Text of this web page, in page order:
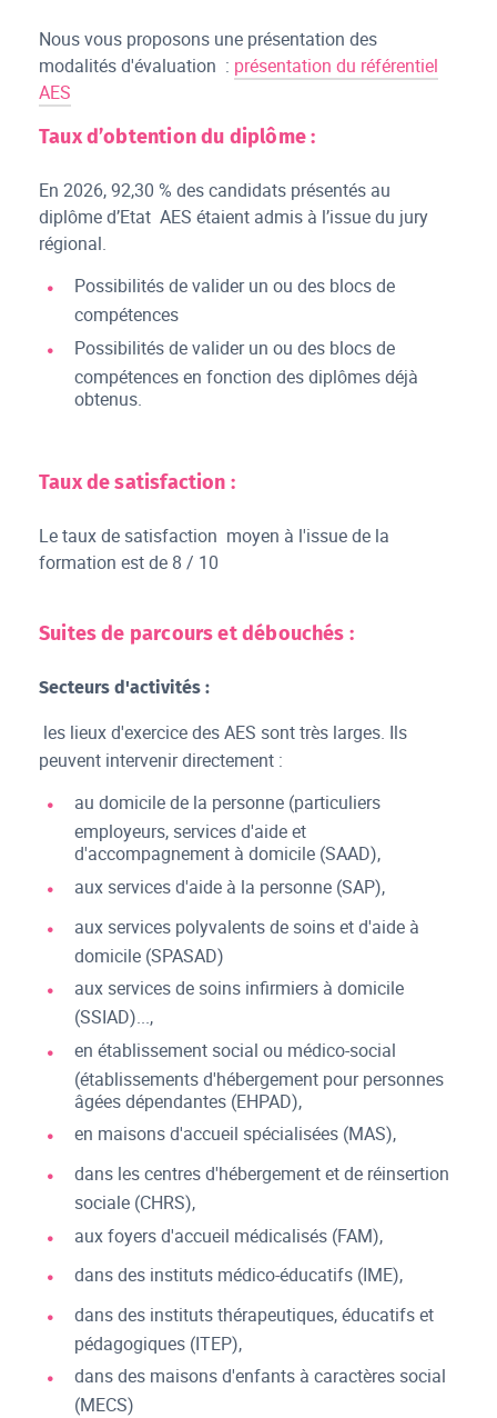
Nous vous proposons une présentation des
modalités d'évaluation : présentation du référentiel
AES
Taux d’obtention du diplôme :
En 2026, 92,30 % des candidats présentés au
diplôme d’Etat AES étaient admis à l’issue du jury
régional.
Possibilités de valider un ou des blocs de
compétences
Possibilités de valider un ou des blocs de
compétences en fonction des diplômes déjà
obtenus.
Taux de satisfaction :
Le taux de satisfaction moyen à l'issue de la
formation est de 8 / 10
Suites de parcours et débouchés :
Secteurs d'activités :
les lieux d'exercice des AES sont très larges. Ils
peuvent intervenir directement :
au domicile de la personne (particuliers
employeurs, services d'aide et
d'accompagnement à domicile (SAAD),
aux services d'aide à la personne (SAP),
aux services polyvalents de soins et d'aide à
domicile (SPASAD)
aux services de soins infirmiers à domicile
(SSIAD)...,
en établissement social ou médico-social
(établissements d'hébergement pour personnes
âgées dépendantes (EHPAD),
en maisons d'accueil spécialisées (MAS),
dans les centres d'hébergement et de réinsertion
sociale (CHRS),
aux foyers d'accueil médicalisés (FAM),
dans des instituts médico-éducatifs (IME),
dans des instituts thérapeutiques, éducatifs et
pédagogiques (ITEP),
dans des maisons d'enfants à caractères social
(MECS)